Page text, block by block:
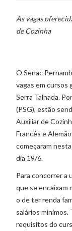
As vagas
de Cozinha
O Senac
vagas em cursos
Serra Talhada.
(PSG), estão
Auxiliar de
Francês e
começaram
dia 19/6.
Para concorrer a
que se encaixam
o de ter renda
salários
requisitos do